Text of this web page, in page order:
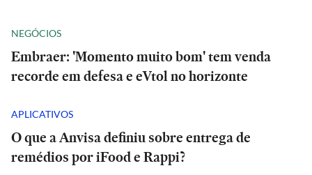
NEGÓCIOS
Embraer: 'Momento muito bom' tem venda
recorde em defesa e eVtol no horizonte
APLICATIVOS
O que a Anvisa definiu sobre entrega de
remédios por iFood e Rappi?